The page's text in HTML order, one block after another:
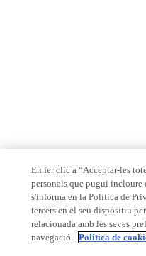
En fer clic a “Acceptar-les
personals que pugui incloure
s'informa en la Política de
tercers en el seu dispositiu
relacionada amb les seves
navegació. Política de